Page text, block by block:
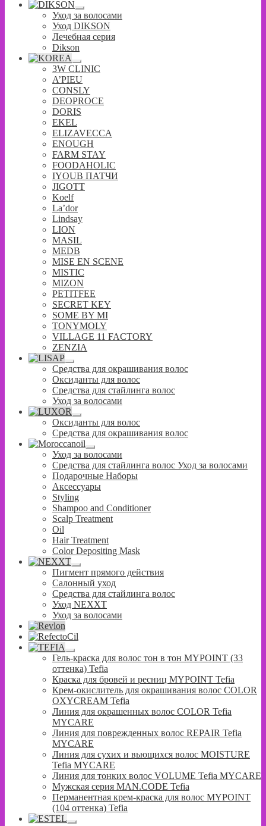
Развернутое
вложенное
меню
Уход за волосами
Уход DIKSON
Лечебная серия
Dikson
Развернутое
вложенное
меню
3W CLINIC
A’PIEU
CONSLY
DEOPROCE
DORIS
EKEL
ELIZAVECCA
ENOUGH
FARM STAY
FOODAHOLIC
IYOUB ПАТЧИ
JIGOTT
Koelf
La’dor
Lindsay
LION
MASIL
MEDB
MISE EN SCENE
MISTIC
MIZON
PETITFEE
SECRET KEY
SOME BY MI
TONYMOLY
VILLAGE 11 FACTORY
ZENZIA
Развернутое
вложенное
меню
Средства для окрашивания волос
Оксиданты для волос
Средства для стайлинга волос
Уход за волосами
Развернутое
вложенное
меню
Оксиданты для волос
Средства для окрашивания волос
Развернутое
вложенное
меню
Уход за волосами
Средства для стайлинга волос Уход за волосами
Подарочные Наборы
Аксессуары
Styling
Shampoo and Conditioner
Scalp Treatment
Oil
Hair Treatment
Color Depositing Mask
Развернутое
вложенное
меню
Пигмент прямого действия
Салонный уход
Средства для стайлинга волос
Уход NEXXT
Уход за волосами
Развернутое
вложенное
меню
Гель-краска для волос тон в тон MYPOINT (33
оттенка) Tefia
Краска для бровей и ресниц MYPOINT Tefia
Крем-окислитель для окрашивания волос COLOR
OXYCREAM Tefia
Линия для окрашенных волос COLOR Tefia
MYCARE
Линия для поврежденных волос REPAIR Tefia
MYCARE
Линия для сухих и вьющихся волос MOISTURE
Tefia MYCARE
Линия для тонких волос VOLUME Tefia MYCARE
Мужская серия MAN.CODE Tefia
Перманентная крем-краска для волос MYPOINT
(104 оттенка) Tefia